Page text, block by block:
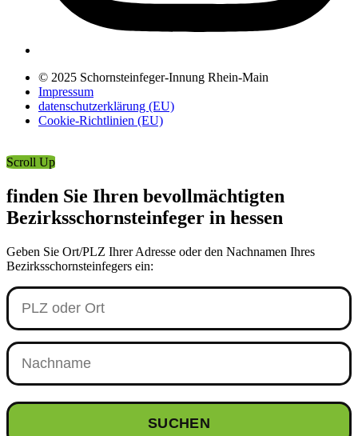
© 2025 Schornsteinfeger-Innung Rhein-Main
Impressum
datenschutzerklärung (EU)
Cookie-Richtlinien (EU)
Scroll Up
finden Sie Ihren bevollmächtigten
Bezirksschornsteinfeger in hessen
Geben Sie Ort/PLZ Ihrer Adresse oder den Nachnamen Ihres
Bezirksschornsteinfegers ein:
SUCHEN